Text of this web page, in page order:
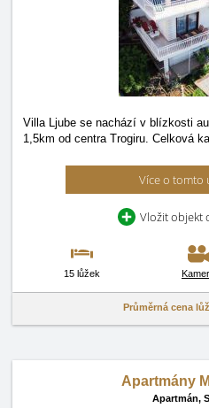
Villa Ljube se nachází v blízkosti
1,5km od centra Trogiru. Celková
Více o tomto
Vložit objekt
15 lůžek
Průměrná cena
Apartmány
Apartmán,